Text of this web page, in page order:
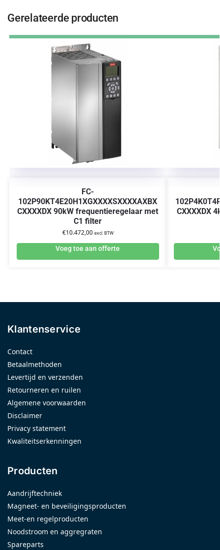
Gerelateerde producten
FC-
102P90KT4E20H1XGXXXXSXXXXAXBX
CXXXXDX 90kW frequentieregelaar met
C1 filter
€10.472,00 excl. BTW
Voeg toe aan offerte
CXXXXDX
Klantenservice
Contact
Betaalmethoden
Levertijd en verzenden
Retourneren en ruilen
Algemene voorwaarden
Disclaimer
Privacy statement
Kwaliteitserkenningen
Producten
Aandrijftechniek
Magneet- en beveiligingsproducten
Meet-en regelproducten
Noodstroom en aggregraten
Spareparts